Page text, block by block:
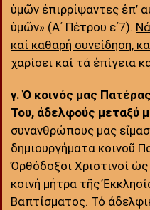
ὑμῶν ἐπιρρίψαντες ἐπ’
ὑμῶν» (Α΄ Πέτρου ε΄7).
καί καθαρή συνείδηση,
χαρίσει καί τά ἐπίγεια
γ.Ὁ κοινός μας
Του, ἀδελφούς μεταξύ
συνανθρώπους μας
δημιουργήματα κοινοῦ
Ὀρθόδοξοι Χριστινοί
κοινή μήτρα τῆς
Βαπτίσματος. Τό